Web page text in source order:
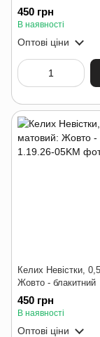
450 грн
В наявності
Оптові ціни
Келих Невістки,
Жовто - блакитний
450 грн
В наявності
Оптові ціни